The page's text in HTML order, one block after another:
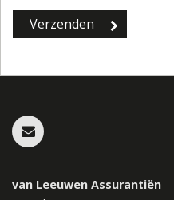
van Leeuwen Assurantiën